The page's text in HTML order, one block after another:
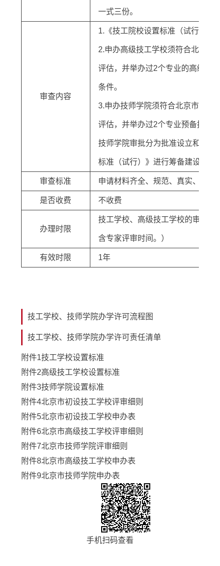
一式三份。
审查内容
1.《技工院校设置标准（试行）》
2.申办高级技工学校须符合北京市
评估，并举办过2个专业的高级技
条件。
3.申办技师学院须符合北京市产业
评估，并举办过2个专业预备技师
技师学院审批分为批准设立和同
标准（试行）》进行筹备建设，筹
审查标准 申请材料齐全、规范、真实、可行
是否收费 不收费
办理时限
技工学校、高级技工学校的审批
含专家评审时间。）
有效时限 1年
技工学校、技师学院办学许可流程图
技工学校、技师学院办学许可责任清单
附件1技工学校设置标准
附件2高级技工学校设置标准
附件3技师学院设置标准
附件4北京市初设技工学校评审细则
附件5北京市初设技工学校申办表
附件6北京市高级技工学校评审细则
附件7北京市技师学院评审细则
附件8北京市高级技工学校申办表
附件9北京市技师学院申办表
手机扫码查看